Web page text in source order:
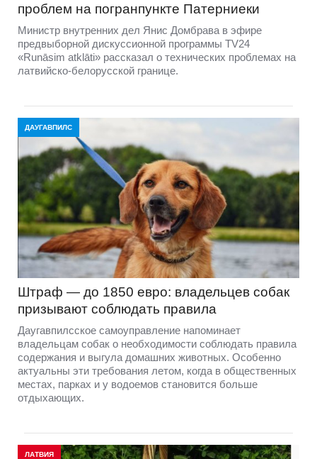
проблем на погранпункте Патерниеки
Министр внутренних дел Янис Домбрава в эфире
предвыборной дискуссионной программы TV24
«Runāsim atklāti» рассказал о технических проблемах на
латвийско-белорусской границе.
ДАУГАВПИЛС
Штраф — до 1850 евро: владельцев собак
призывают соблюдать правила
Даугавпилсское самоуправление напоминает
владельцам собак о необходимости соблюдать правила
содержания и выгула домашних животных. Особенно
актуальны эти требования летом, когда в общественных
местах, парках и у водоемов становится больше
отдыхающих.
ЛАТВИЯ